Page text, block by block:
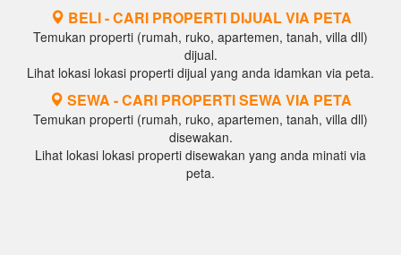
BELI - CARI PROPERTI DIJUAL VIA PETA
Temukan properti (rumah, ruko, apartemen, tanah, villa dll)
dijual.
Lihat lokasi lokasi properti dijual yang anda idamkan via peta.
SEWA - CARI PROPERTI SEWA VIA PETA
Temukan properti (rumah, ruko, apartemen, tanah, villa dll)
disewakan.
Lihat lokasi lokasi properti disewakan yang anda minati via
peta.